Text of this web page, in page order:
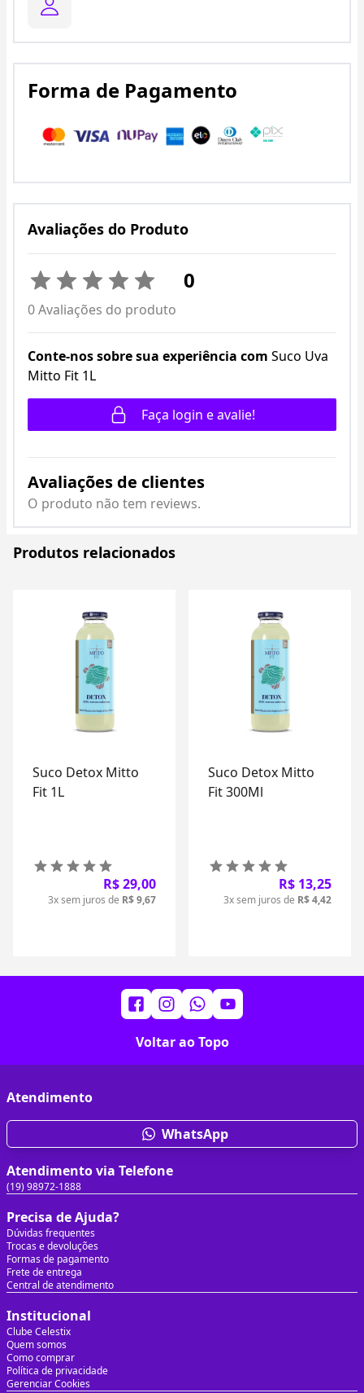
Forma de Pagamento
Avaliações do Produto
0
0 Avaliações do produto
Conte-nos sobre sua experiência com Suco Uva
Mitto Fit 1L
Faça login e avalie!
Avaliações de clientes
O produto não tem reviews.
Produtos relacionados
Suco Detox Mitto
Fit 1L
R$ 29,00
3x sem juros de R$ 9,67
Suco Detox Mitto
Fit 300Ml
R$ 13,25
3x sem juros de R$ 4,42
Voltar ao Topo
Atendimento
WhatsApp
Atendimento via Telefone
(19) 98972-1888
Precisa de Ajuda?
Dúvidas frequentes
Trocas e devoluções
Formas de pagamento
Frete de entrega
Central de atendimento
Institucional
Clube Celestix
Quem somos
Como comprar
Política de privacidade
Gerenciar Cookies